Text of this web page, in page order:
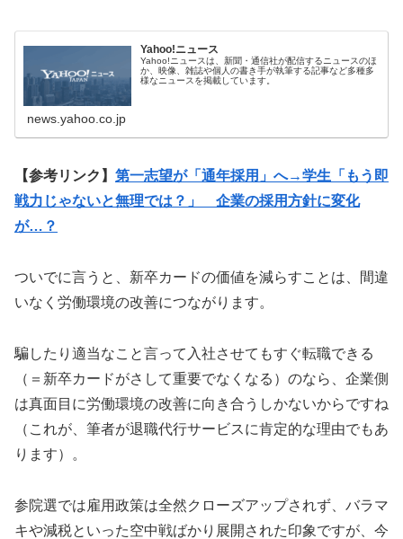
Yahoo!ニュース
Yahoo!ニュースは、新聞・通信社が配信するニュースのほ
か、映像、雑誌や個人の書き手が執筆する記事など多種多
様なニュースを掲載しています。
news.yahoo.co.jp
【参考リンク】 第一志望が「通年採用」へ→学生「もう即
戦力じゃないと無理では？」 企業の採用方針に変化
が…？
ついでに言うと、新卒カードの価値を減らすことは、間違
いなく労働環境の改善につながります。
騙したり適当なこと言って入社させてもすぐ転職できる
（＝新卒カードがさして重要でなくなる）のなら、企業側
は真面目に労働環境の改善に向き合うしかないからですね
（これが、筆者が退職代行サービスに肯定的な理由でもあ
ります）。
参院選では雇用政策は全然クローズアップされず、バラマ
キや減税といった空中戦ばかり展開された印象ですが、今